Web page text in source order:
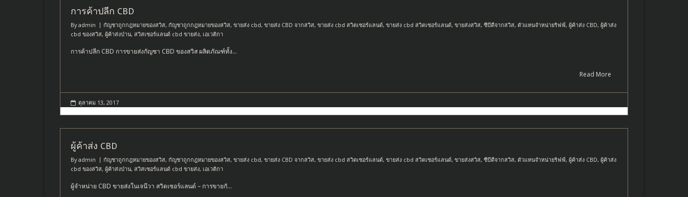
การค้าปลีก CBD
Byadmin กัญชาถูกกฎหมายของสวิส, กัญชาถูกกฎหมายของสวิส, ขายส่ง cbd, ขายส่ง CBD จากสวิส, ขายส่ง cbd สวิตเซอร์แลนด์, ขายส่ง cbd สวิตเซอร์แลนด์, ขายส่งสวิส, ซีบีดีจากสวิส, ตัวแทนจำหน่ายริฟฟ์, ผู้ค้าส่ง CBD, ผู้ค้าส่ง
cbd ของสวิส, ผู้ค้าส่งป่าน, สวิสเซอร์แลนด์ cbd ขายส่ง, เอเวติกา
การค้าปลีก CBD การขายส่งกัญชา CBD ของสวิส ผลิตภัณฑ์ทั้ง…
Read More
ตุลาคม 13, 2017
ผู้ค้าส่ง CBD
Byadmin กัญชาถูกกฎหมายของสวิส, กัญชาถูกกฎหมายของสวิส, ขายส่ง cbd, ขายส่ง CBD จากสวิส, ขายส่ง cbd สวิตเซอร์แลนด์, ขายส่ง cbd สวิตเซอร์แลนด์, ขายส่งสวิส, ซีบีดีจากสวิส, ตัวแทนจำหน่ายริฟฟ์, ผู้ค้าส่ง CBD, ผู้ค้าส่ง
cbd ของสวิส, ผู้ค้าส่งป่าน, สวิสเซอร์แลนด์ cbd ขายส่ง, เอเวติกา
ผู้จำหน่าย CBD ขายส่งในเจนีวา สวิตเซอร์แลนด์ – การขายกั…